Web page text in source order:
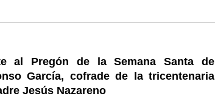
al Pregón de la Semana Santa de
García, cofrade de la tricentenaria
Jesús Nazareno